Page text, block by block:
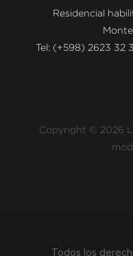
Residencial
Tel: (+598) 2623
Copyright © 2026
Todos los